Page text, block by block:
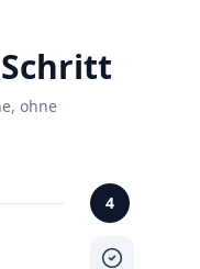
ohne
4